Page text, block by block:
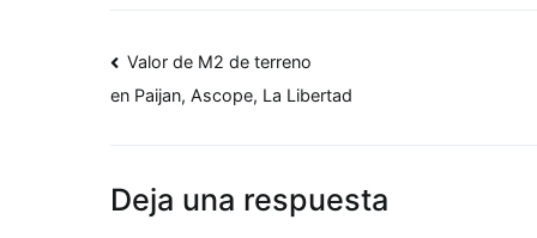
Navegación
de
Valor de M2 de terreno
en Paijan, Ascope, La Libertad
Deja una respuesta